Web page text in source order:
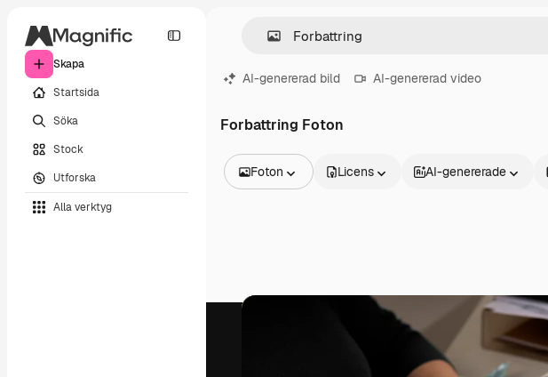
Skapa
Startsida
Söka
Stock
Utforska
Alla verktyg
AI-genererad bild AI-genererad video
Forbattring Foton
Foton
Videor
Licens AI-genererade